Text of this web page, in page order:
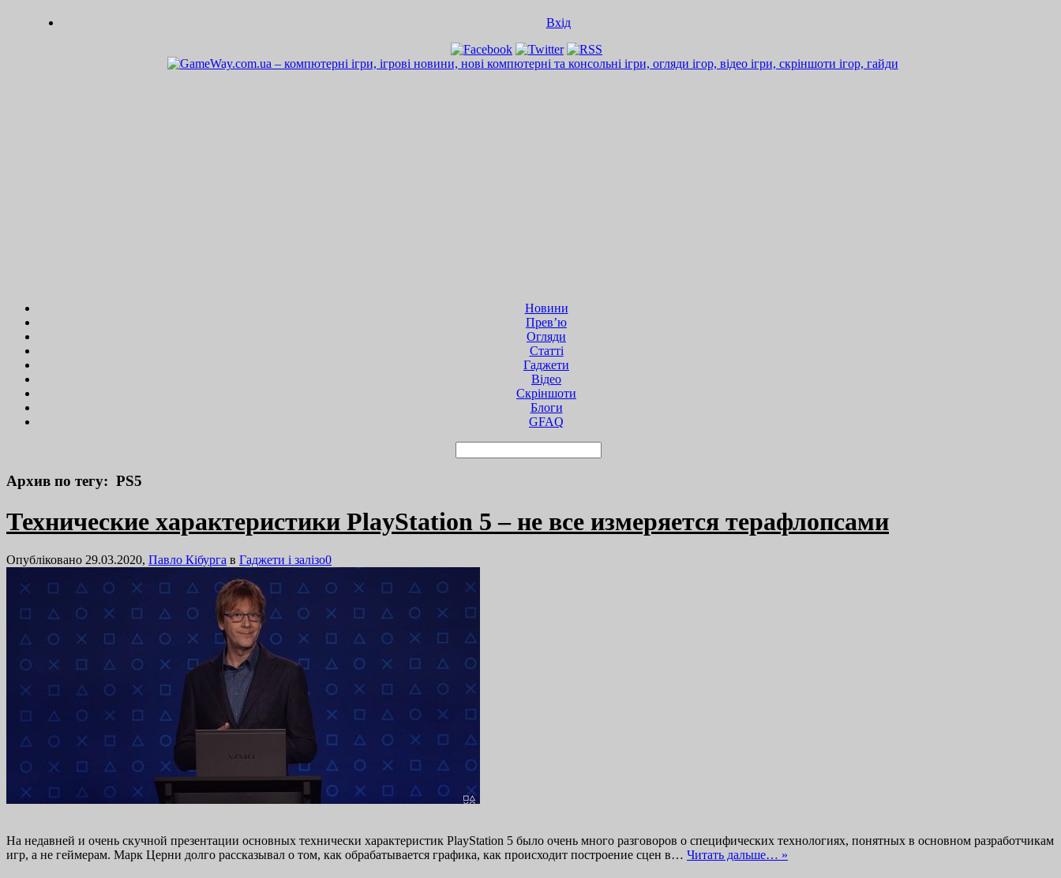
Вхід
Новини
Прев’ю
Огляди
Статті
Гаджети
Відео
Cкріншоти
Блоги
GFAQ
Архив по тегу: PS5
Технические характеристики PlayStation 5 – не все измеряется терафлопсами
Опубліковано 29.03.2020, Павло Кібурга в Гаджети і залізо0
На недавней и очень скучной презентации основных технически характеристик PlayStation 5 было очень много разговоров о специфических технологиях, понятных в основном разработчикам
игр, а не геймерам. Марк Церни долго рассказывал о том, как обрабатывается графика, как происходит построение сцен в… Читать дальше… »